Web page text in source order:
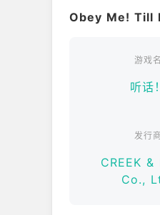
Obey Me! Till
游戏名
听话！
发行商
CREEK &
Co.,